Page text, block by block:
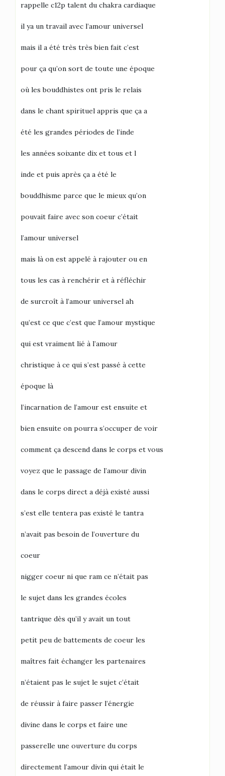
rappelle c12p talent du chakra cardiaque
il ya un travail avec l’amour universel
mais il a été très très bien fait c’est
pour ça qu’on sort de toute une époque
où les bouddhistes ont pris le relais
dans le chant spirituel appris que ça a
été les grandes périodes de l’inde
les années soixante dix et tous et l
inde et puis après ça a été le
bouddhisme parce que le mieux qu’on
pouvait faire avec son coeur c’était
l’amour universel
mais là on est appelé à rajouter ou en
tous les cas à renchérir et à réfléchir
de surcroît à l’amour universel ah
qu’est ce que c’est que l’amour mystique
qui est vraiment lié à l’amour
christique à ce qui s’est passé à cette
époque là
l’incarnation de l’amour est ensuite et
bien ensuite on pourra s’occuper de voir
comment ça descend dans le corps et vous
voyez que le passage de l’amour divin
dans le corps direct a déjà existé aussi
s’est elle tentera pas existé le tantra
n’avait pas besoin de l’ouverture du
coeur
nigger coeur ni que ram ce n’était pas
le sujet dans les grandes écoles
tantrique dès qu’il y avait un tout
petit peu de battements de coeur les
maîtres fait échanger les partenaires
n’étaient pas le sujet le sujet c’était
de réussir à faire passer l’énergie
divine dans le corps et faire une
passerelle une ouverture du corps
directement l’amour divin qui était le